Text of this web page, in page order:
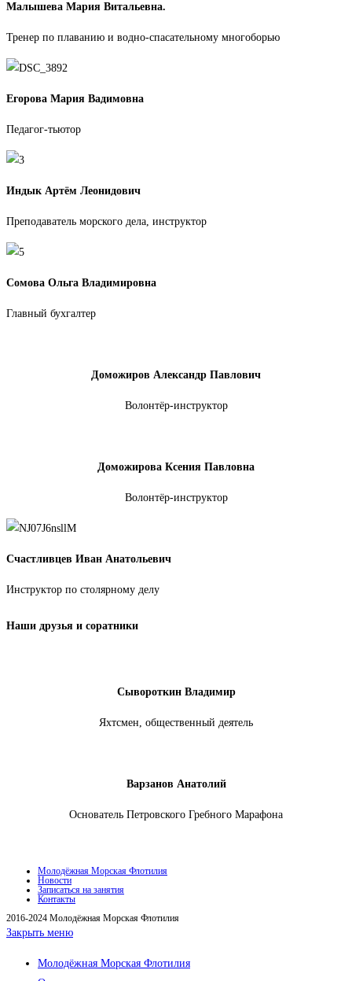
Малышева Мария Витальевна.
Тренер по плаванию и водно-спасательному многоборью
Егорова Мария Вадимовна
Педагог-тьютор
Индык Артём Леонидович
Преподаватель морского дела, инструктор
Сомова Ольга Владимировна
Главный бухгалтер
Доможиров Александр Павлович
Волонтёр-инструктор
Доможирова Ксения Павловна
Волонтёр-инструктор
Счастливцев Иван Анатольевич
Инструктор по столярному делу
Наши друзья и соратники
Сывороткин Владимир
Яхтсмен, общественный деятель
Варзанов Анатолий
Основатель Петровского Гребного Марафона
Молодёжная Морская Флотилия
Новости
Записаться на занятия
Контакты
2016-2024 Молодёжная Морская Флотилия
Закрыть меню
Молодёжная Морская Флотилия